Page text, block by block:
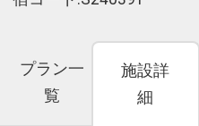
プラン一
覧
施設詳
細